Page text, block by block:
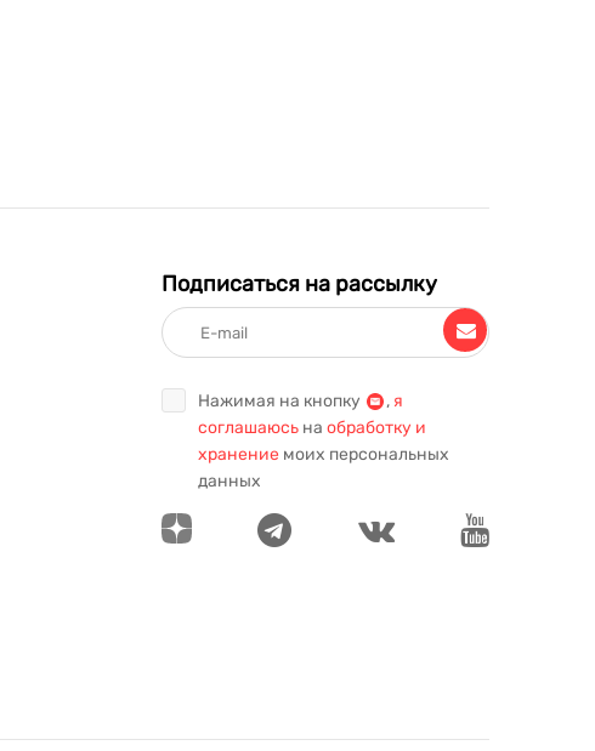
Подписаться на рассылку
Нажимая на кнопку , я
соглашаюсь на обработку и
хранение моих персональных
данных